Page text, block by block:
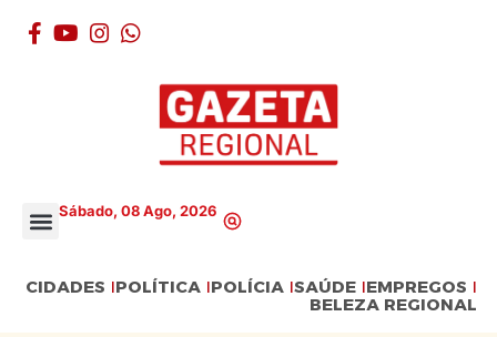
Sábado, 08 Ago, 2026
CIDADES POLÍTICA POLÍCIA SAÚDE EMPREGOS
BELEZA REGIONAL